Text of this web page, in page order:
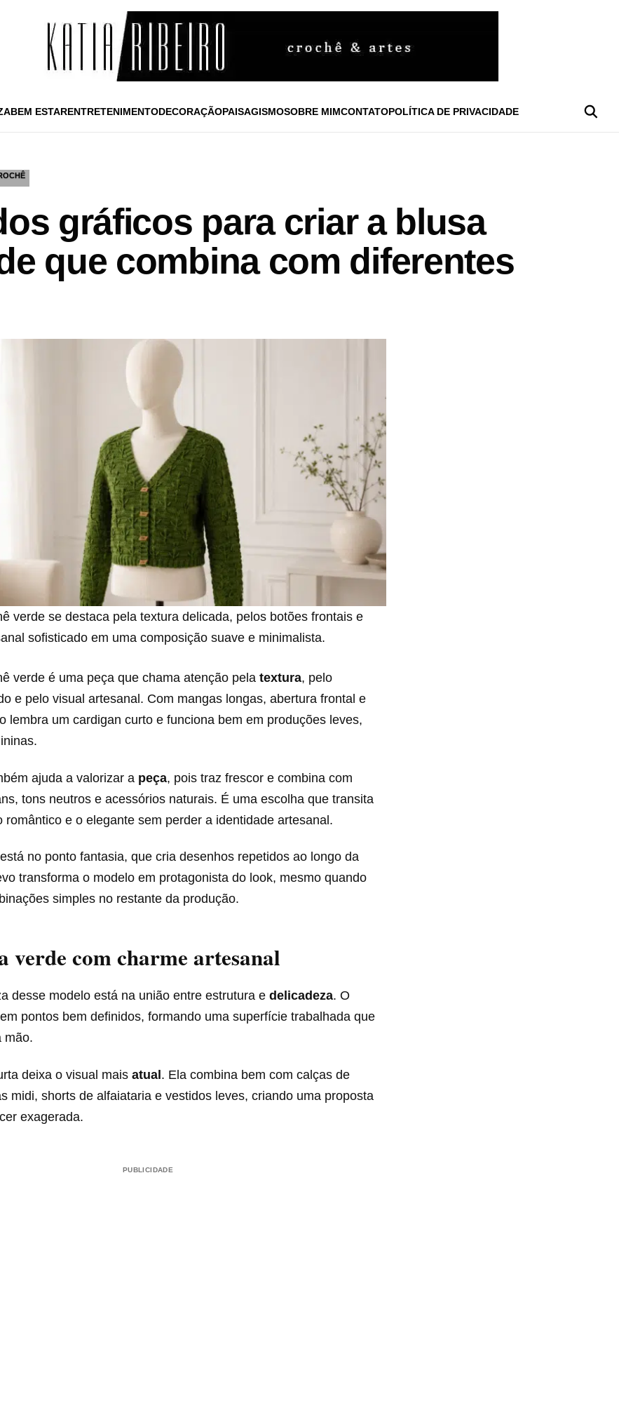
BEM ESTARENTRETENIMENTODECORAÇÃOPAISAGISMOSOBRE MIMCONTATOPOLÍTICA DE PRIVACIDADE
gráficos para criar a blusa
que combina com diferentes
verde se destaca pela textura delicada, pelos botões frontais e
sofisticado em uma composição suave e minimalista.
verde é uma peça que chama atenção pela textura, pelo
e pelo visual artesanal. Com mangas longas, abertura frontal e
lembra um cardigan curto e funciona bem em produções leves,
ajuda a valorizar a peça, pois traz frescor e combina com
tons neutros e acessórios naturais. É uma escolha que transita
romântico e o elegante sem perder a identidade artesanal.
no ponto fantasia, que cria desenhos repetidos ao longo da
transforma o modelo em protagonista do look, mesmo quando
simples no restante da produção.
verde com charme artesanal
desse modelo está na união entre estrutura e delicadeza. O
pontos bem definidos, formando uma superfície trabalhada que
mão.
deixa o visual mais atual. Ela combina bem com calças de
midi, shorts de alfaiataria e vestidos leves, criando uma proposta
exagerada.
PUBLICIDADE